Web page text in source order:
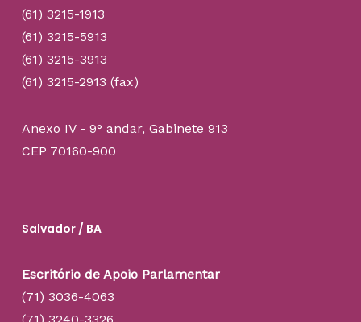
(61) 3215-1913
(61) 3215-5913
(61) 3215-3913
(61) 3215-2913 (fax)
Anexo IV - 9° andar, Gabinete 913
CEP 70160-900
Salvador / BA
Escritório de Apoio Parlamentar
(71) 3036-4063